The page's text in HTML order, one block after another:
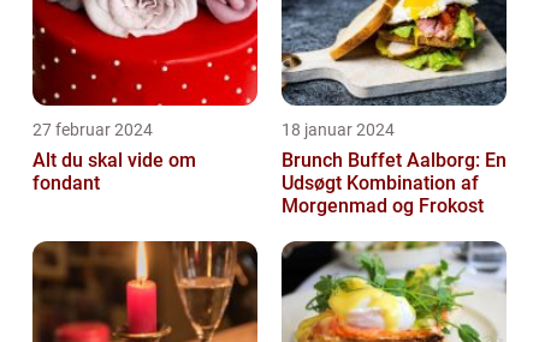
27 februar 2024
Alt du skal vide om
fondant
18 januar 2024
Brunch Buffet Aalborg: En
Udsøgt Kombination af
Morgenmad og Frokost